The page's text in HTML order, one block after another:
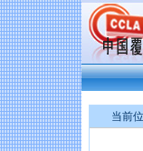
当前